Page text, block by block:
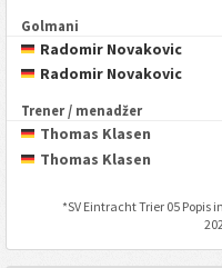
Golmani
Radomir Novakovic
Radomir Novakovic
Trener / menadžer
Thomas Klasen
Thomas Klasen
*SV Eintracht Trier 05 Popis